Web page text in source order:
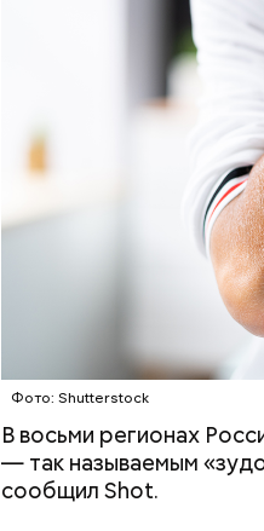
Фото: Shutterstock
В восьми регионах
— так называемым
сообщил Shot.
День воздушных
молодежных
устраиваются
отпраздновать эту
близкому человеку